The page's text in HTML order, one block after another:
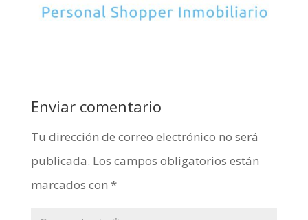
Enviar comentario
Tu dirección de correo electrónico no será
publicada. Los campos obligatorios están
marcados con *